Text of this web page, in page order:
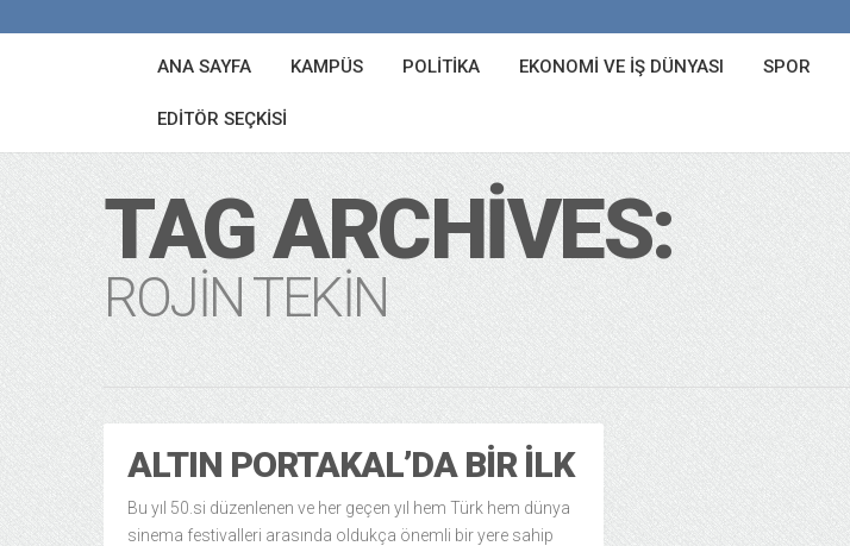
ANA SAYFA KAMPÜS POLITIKA EKONOMI VE İŞ DÜNYASI SPOR
EDITÖR SEÇKISI
TAG ARCHIVES:
ROJIN TEKIN
ALTIN PORTAKAL’DA BIR İLK
Bu yıl 50.si düzenlenen ve her geçen yıl hem Türk hem dünya
sinema festivalleri arasında oldukça önemli bir yere sahip